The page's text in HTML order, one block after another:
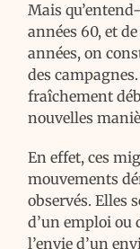
Mais
années 60, et
années, on
des
fraîchement
nouvelles
En effet, ces
mouvements
observés. Elles
d’un emploi ou
l’envie d’un